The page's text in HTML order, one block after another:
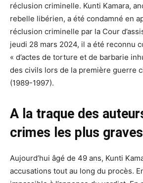
réclusion criminelle. Kunti Kamara,
rebelle libérien, a été condamné en
réclusion criminelle par la Cour
jeudi 28 mars 2024, il a été reconnu
« d’actes de torture et de barbarie
des civils lors de la première guerre
(1989-1997).
A la traque des
crimes les plus graves
Aujourd’hui âgé de 49 ans, Kunti
accusations tout au long du procès.